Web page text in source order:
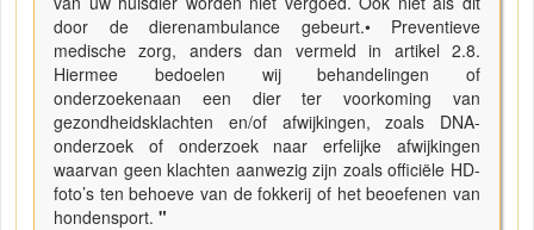
door de dierenambulance gebeurt.• Preventieve
medische zorg, anders dan vermeld in artikel 2.8.
Hiermee bedoelen wij behandelingen of
onderzoekenaan een dier ter voorkoming van
gezondheidsklachten en/of afwijkingen, zoals DNA-
onderzoek of onderzoek naar erfelijke afwijkingen
waarvan geen klachten aanwezig zijn zoals officiële HD-
foto’s ten behoeve van de fokkerij of het beoefenen van
hondensport. "